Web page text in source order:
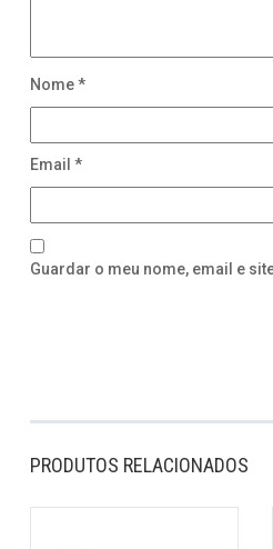
Nome*
Email *
Guardar o meu nome, email e
PRODUTOS RELACIONADOS